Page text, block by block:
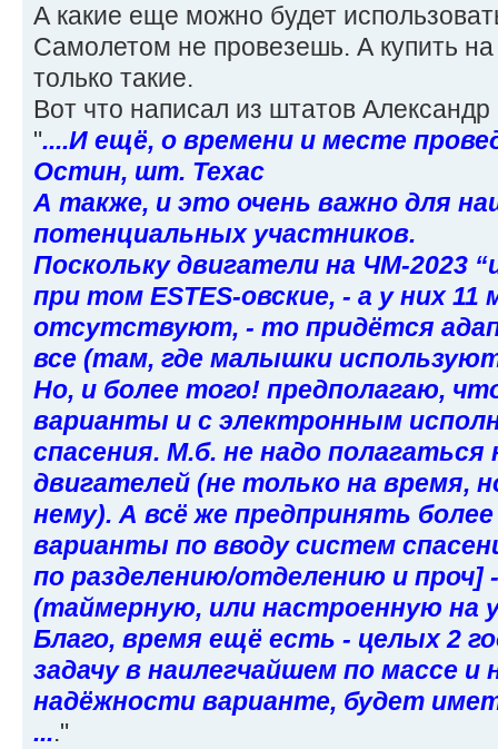
А какие еще можно будет
Самолетом не провезешь. А купить
только такие.
Вот что написал из штатов
"....И ещё, о времени и месте
Остин, шт. Техас
А также, и это очень важно для
потенциальных участников.
Поскольку двигатели на ЧМ-2023
при том ESTES-овские, - а у них 11
отсутствуют, - то придётся
все (там, где малышки
Но, и более того! предполагаю,
варианты и с электронным
спасения. М.б. не надо
двигателей (не только на время,
нему). А всё же предпринять
варианты по вводу систем
по разделению/отделению и проч]
(таймерную, или настроенную на
Благо, время ещё есть - целых 2
задачу в наилегчайшем по массе
надёжности варианте, будет
...."